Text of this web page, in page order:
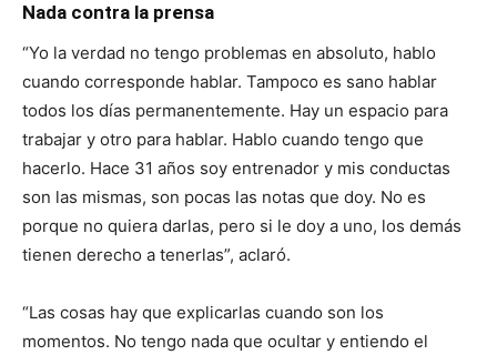
Nada contra la prensa
“Yo la verdad no tengo problemas en absoluto, hablo
cuando corresponde hablar. Tampoco es sano hablar
todos los días permanentemente. Hay un espacio para
trabajar y otro para hablar. Hablo cuando tengo que
hacerlo. Hace 31 años soy entrenador y mis conductas
son las mismas, son pocas las notas que doy. No es
porque no quiera darlas, pero si le doy a uno, los demás
tienen derecho a tenerlas”, aclaró.
“Las cosas hay que explicarlas cuando son los
momentos. No tengo nada que ocultar y entiendo el